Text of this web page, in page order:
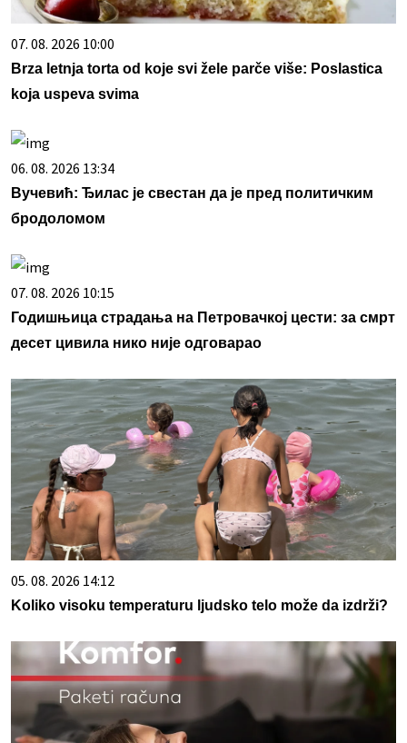
07. 08. 2026 10:00
Brza letnja torta od koje svi žele parče više: Poslastica
koja uspeva svima
06. 08. 2026 13:34
Вучевић: Ђилас је свестан да је пред политичким
бродоломом
07. 08. 2026 10:15
Годишњица страдања на Петровачкој цести: за смрт
десет цивила нико није одговарао
05. 08. 2026 14:12
Koliko visoku temperaturu ljudsko telo može da izdrži?